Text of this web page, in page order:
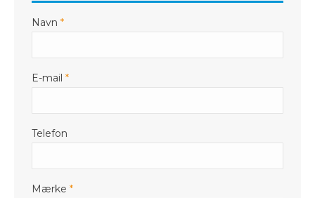
Navn *
E-mail *
Telefon
Mærke *